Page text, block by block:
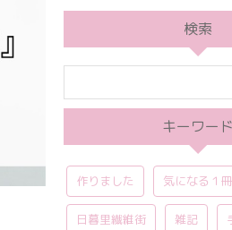
検索
キーワード
作りました 気になる１冊
日暮里繊維街 雑記